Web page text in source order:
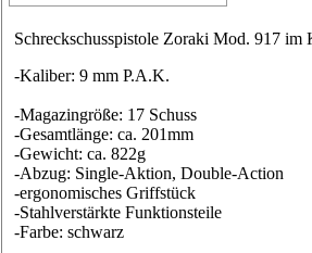
Schreckschusspistole Zoraki Mod. 917 im
-Kaliber: 9 mm P.A.K.
-Magazingröße: 17 Schuss
-Gesamtlänge: ca. 201mm
-Gewicht: ca. 822g
-Abzug: Single-Aktion, Double-Action
-ergonomisches Griffstück
-Stahlverstärkte Funktionsteile
-Farbe: schwarz